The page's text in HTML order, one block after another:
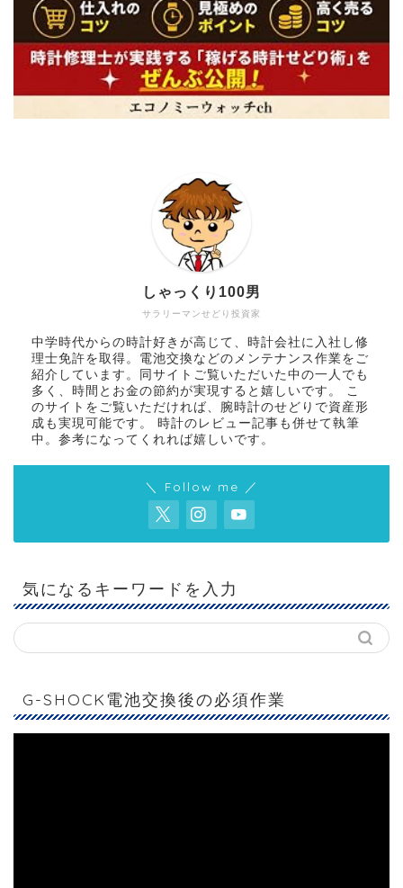
サラリーマンせどり投資家
しゃっくり100男
中学時代からの時計好きが高じて、時計会社に入社し修
理士免許を取得。電池交換などのメンテナンス作業をご
紹介しています。同サイトご覧いただいた中の一人でも
多く、時間とお金の節約が実現すると嬉しいです。 こ
のサイトをご覧いただければ、腕時計のせどりで資産形
成も実現可能です。 時計のレビュー記事も併せて執筆
中。参考になってくれれば嬉しいです。
＼ Follow me ／
気になるキーワードを入力
G-SHOCK電池交換後の必須作業